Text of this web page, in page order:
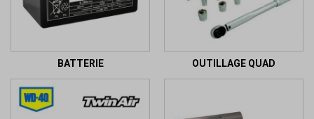
BATTERIE OUTILLAGE QUAD